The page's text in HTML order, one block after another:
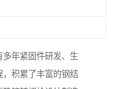
年紧固件研发、生
，积累了丰富的钢结